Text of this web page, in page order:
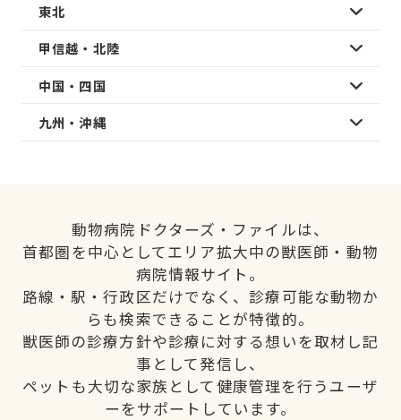
東北
甲信越・北陸
中国・四国
九州・沖縄
動物病院ドクターズ・ファイルは、
首都圏を中心としてエリア拡大中の獣医師・動物
病院情報サイト。
路線・駅・行政区だけでなく、診療可能な動物か
らも検索できることが特徴的。
獣医師の診療方針や診療に対する想いを取材し記
事として発信し、
ペットも大切な家族として健康管理を行うユーザ
ーをサポートしています。